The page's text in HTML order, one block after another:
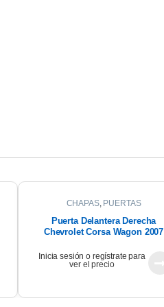
CHAPAS, PUERTAS
Puerta Delantera Derecha
Chevrolet Corsa Wagon 2007
Inicia sesión o regístrate para
ver el precio